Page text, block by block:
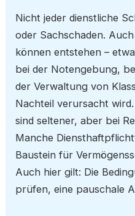
Nicht jeder dienstliche
oder Sachschaden.
können entstehen –
bei der Notengebung,
der Verwaltung von
Nachteil verursacht
sind seltener, aber bei
Manche
Baustein für
Auch hier gilt: Die
prüfen, eine pauschale